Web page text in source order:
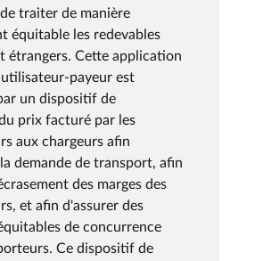
traiter de manière
équitable les redevables
étrangers. Cette application
payeur est
un dispositif de
prix facturé par les
aux chargeurs afin
demande de transport, afin
des marges des
et afin d'assurer des
de concurrence
Ce dispositif de